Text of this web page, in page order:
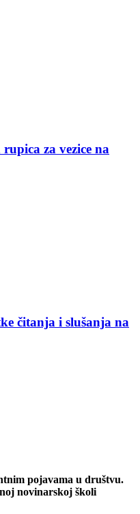
za vezice na
čitanja i slušanja na
pojavama u društvu.
novinarskoj školi